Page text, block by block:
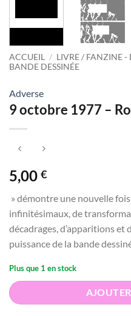
ACCUEIL / LIVRE / FANZINE -
BANDE DESSINÉE
Adverse
9 octobre 1977 –
5,00 €
» démontre une nouvelle
infinitésimaux, de
décadrages, d’apparitions
puissance de la bande
Plus que 1 en stock